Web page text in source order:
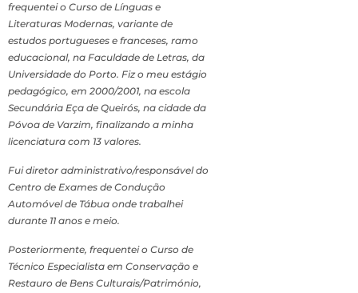
frequentei o Curso de Línguas e
Literaturas Modernas, variante de
estudos portugueses e franceses, ramo
educacional, na Faculdade de Letras, da
Universidade do Porto. Fiz o meu estágio
pedagógico, em 2000/2001, na escola
Secundária Eça de Queirós, na cidade da
Póvoa de Varzim, finalizando a minha
licenciatura com 13 valores.
Fui diretor administrativo/responsável do
Centro de Exames de Condução
Automóvel de Tábua onde trabalhei
durante 11 anos e meio.
Posteriormente, frequentei o Curso de
Técnico Especialista em Conservação e
Restauro de Bens Culturais/Património,